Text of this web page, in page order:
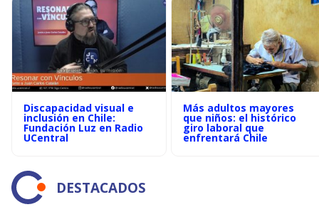
Discapacidad visual e
inclusión en Chile:
Fundación Luz en Radio
UCentral
Más adultos mayores
que niños: el histórico
giro laboral que
enfrentará Chile
DESTACADOS